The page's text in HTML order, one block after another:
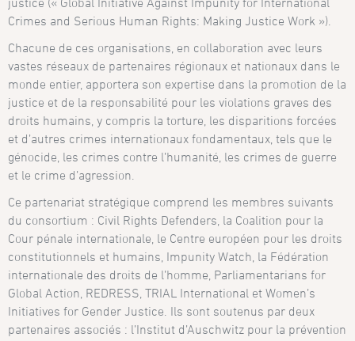
Crimes and Serious Human Rights: Making Justice Work »).
Chacune de ces organisations, en collaboration avec leurs
vastes réseaux de partenaires régionaux et nationaux dans le
monde entier, apportera son expertise dans la promotion de la
justice et de la responsabilité pour les violations graves des
droits humains, y compris la torture, les disparitions forcées
et d’autres crimes internationaux fondamentaux, tels que le
génocide, les crimes contre l’humanité, les crimes de guerre
et le crime d’agression.
Ce partenariat stratégique comprend les membres suivants
du consortium : Civil Rights Defenders, la Coalition pour la
Cour pénale internationale, le Centre européen pour les droits
constitutionnels et humains, Impunity Watch, la Fédération
internationale des droits de l’homme, Parliamentarians for
Global Action, REDRESS, TRIAL International et Women’s
Initiatives for Gender Justice. Ils sont soutenus par deux
partenaires associés : l’Institut d’Auschwitz pour la prévention